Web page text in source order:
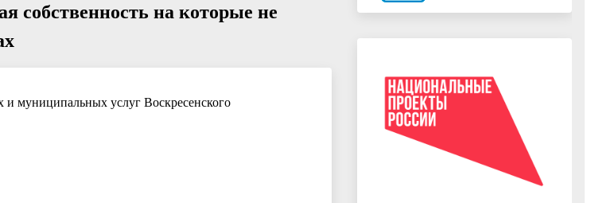
собственность на которые не
муниципальных услуг Воскресенского